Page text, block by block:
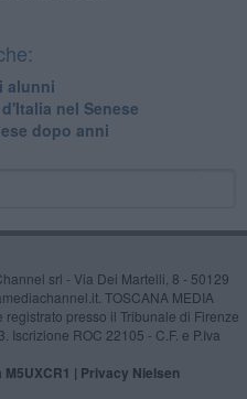
alunni
nel Senese
dopo anni
srl - Via Dei Martelli, 8 - 50129
TOSCANA MEDIA
presso il Tribunale di Firenze
Iscrizione ROC 22105 - C.F. e P.Iva
| Privacy Nielsen